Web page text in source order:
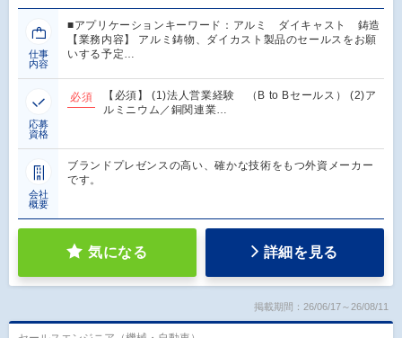
仕事
内容
■アプリケーションキーワード：アルミ ダイキャスト 鋳造
【業務内容】 アルミ鋳物、ダイカスト製品のセールスをお願
いする予定…
応募
資格
必須
【必須】 (1)法人営業経験 （B to Bセールス） (2)ア
ルミニウム／銅関連業…
会社
概要
ブランドプレゼンスの高い、確かな技術をもつ外資メーカー
です。
気になる 詳細を見る
掲載期間：26/06/17～26/08/11